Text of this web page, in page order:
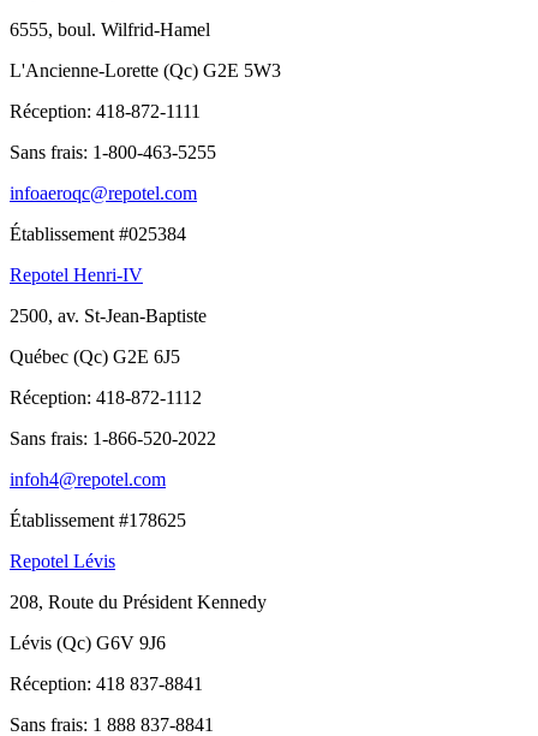
6555, boul. Wilfrid-Hamel
L'Ancienne-Lorette (Qc) G2E 5W3
Réception: 418-872-1111
Sans frais: 1-800-463-5255
infoaeroqc@repotel.com
Établissement #025384
Repotel Henri-IV
2500, av. St-Jean-Baptiste
Québec (Qc) G2E 6J5
Réception: 418-872-1112
Sans frais: 1-866-520-2022
infoh4@repotel.com
Établissement #178625
Repotel Lévis
208, Route du Président Kennedy
Lévis (Qc) G6V 9J6
Réception: 418 837-8841
Sans frais: 1 888 837-8841